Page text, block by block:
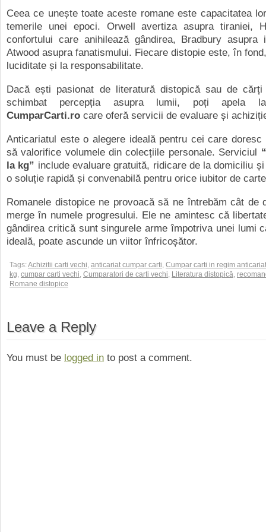
Ceea ce unește toate aceste romane este capacitatea
temerile unei epoci. Orwell avertiza asupra tiraniei,
confortului care anihilează gândirea, Bradbury asupra
Atwood asupra fanatismului. Fiecare distopie este, în
luciditate și la responsabilitate.
Dacă ești pasionat de literatură distopică sau de
schimbat percepția asupra lumii, poți apela la
CumparCarti.ro care oferă servicii de evaluare și
Anticariatul este o alegere ideală pentru cei care doresc
să valorifice volumele din colecțiile personale. Serviciul “
la kg” include evaluare gratuită, ridicare de la domiciliu
o soluție rapidă și convenabilă pentru orice iubitor de
Romanele distopice ne provoacă să ne întrebăm cât de
merge în numele progresului. Ele ne amintesc că
gândirea critică sunt singurele arme împotriva unei lumi
ideală, poate ascunde un viitor înfricoșător.
Tags:Achizitii carti vechi, anticariat cumpar carti, Cumpar carti in regim anticariat
kg, cumpar carti vechi, Cumparatori de carti vechi, Literatura distopică,
Romane distopice
Leave a Reply
You must be logged in to post a comment.